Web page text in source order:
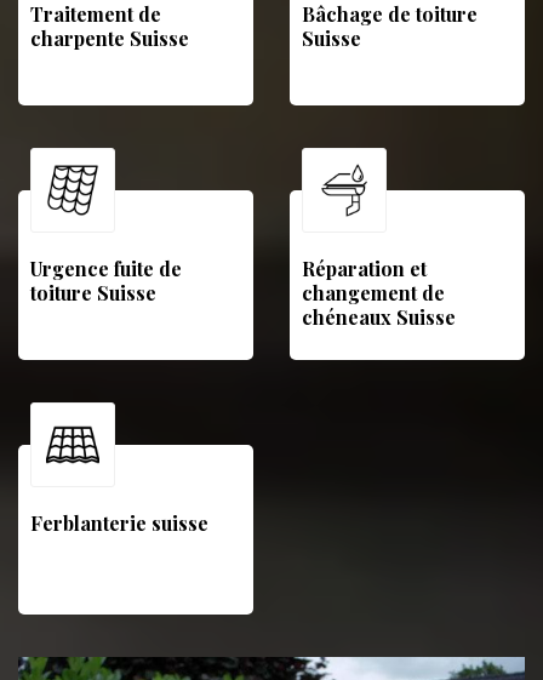
Traitement de
charpente Suisse
Bâchage de toiture
Suisse
Urgence fuite de
toiture Suisse
Réparation et
changement de
chéneaux Suisse
Ferblanterie suisse